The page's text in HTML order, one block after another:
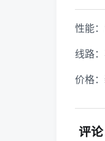
性能
线路
价格
评论